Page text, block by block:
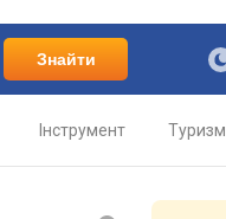
Знайти
Інструмент Туризм